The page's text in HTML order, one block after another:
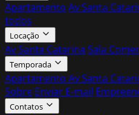
Apartamento Av Santa
todos
Locação
Av Santa Catarina Sala
Temporada
Apartamento Av Santa
Sobre Enviar E-mail
Contatos